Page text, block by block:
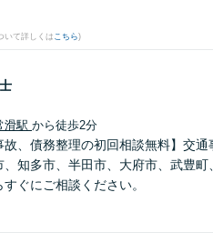
いて詳しくは こちら)
滑駅 から徒歩2分
故、債務整理の初回相談無料】交
知多市、半田市、大府市、武豊
ぐにご相談ください。